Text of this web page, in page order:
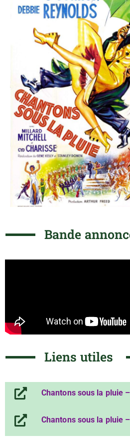
Bande
Liens utiles
Chantons sous la pluie
Chantons sous la pluie